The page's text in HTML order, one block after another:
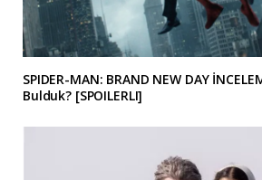
SPIDER-MAN: BRAND NEW DAY
Bulduk? [SPOILERLI]